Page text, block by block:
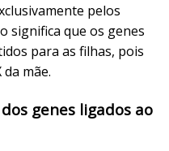
pelos
significa que os genes
para as filhas, pois
mãe.
genes ligados ao